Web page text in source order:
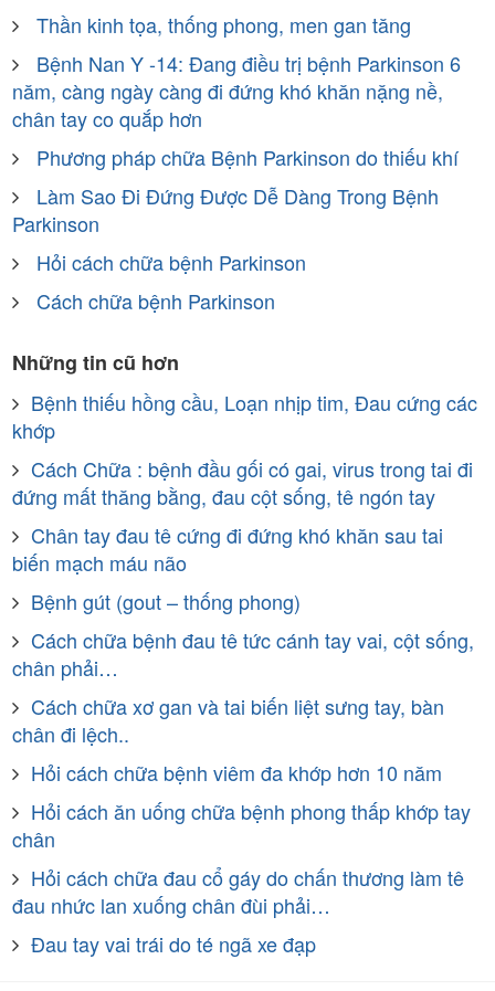
Thần kinh tọa, thống phong, men gan tăng
Bệnh Nan Y -14: Đang điều trị bệnh Parkinson 6
năm, càng ngày càng đi đứng khó khăn nặng nề,
chân tay co quắp hơn
Phương pháp chữa Bệnh Parkinson do thiếu khí
Làm Sao Đi Đứng Được Dễ Dàng Trong Bệnh
Parkinson
Hỏi cách chữa bệnh Parkinson
Cách chữa bệnh Parkinson
Những tin cũ hơn
Bệnh thiếu hồng cầu, Loạn nhịp tim, Đau cứng các
khớp
Cách Chữa : bệnh đầu gối có gai, virus trong tai đi
đứng mất thăng bằng, đau cột sống, tê ngón tay
Chân tay đau tê cứng đi đứng khó khăn sau tai
biến mạch máu não
Bệnh gút (gout – thống phong)
Cách chữa bệnh đau tê tức cánh tay vai, cột sống,
chân phải…
Cách chữa xơ gan và tai biến liệt sưng tay, bàn
chân đi lệch..
Hỏi cách chữa bệnh viêm đa khớp hơn 10 năm
Hỏi cách ăn uống chữa bệnh phong thấp khớp tay
chân
Hỏi cách chữa đau cổ gáy do chấn thương làm tê
đau nhức lan xuống chân đùi phải…
Đau tay vai trái do té ngã xe đạp